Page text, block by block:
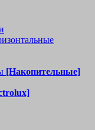
[Накопительные]